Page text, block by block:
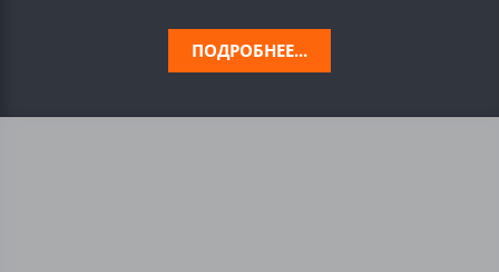
ПОДРОБНЕЕ...